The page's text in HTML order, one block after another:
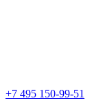
+7 495 150-99-51